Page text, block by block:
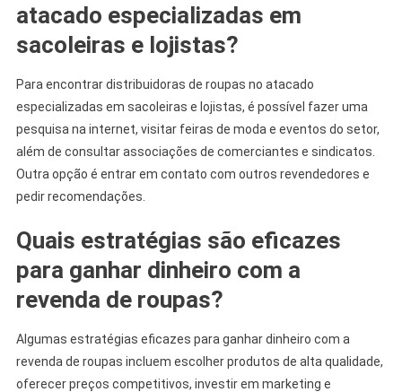
atacado especializadas em
sacoleiras e lojistas?
Para encontrar distribuidoras de roupas no atacado
especializadas em sacoleiras e lojistas, é possível fazer uma
pesquisa na internet, visitar feiras de moda e eventos do setor,
além de consultar associações de comerciantes e sindicatos.
Outra opção é entrar em contato com outros revendedores e
pedir recomendações.
Quais estratégias são eficazes
para ganhar dinheiro com a
revenda de roupas?
Algumas estratégias eficazes para ganhar dinheiro com a
revenda de roupas incluem escolher produtos de alta qualidade,
oferecer preços competitivos, investir em marketing e